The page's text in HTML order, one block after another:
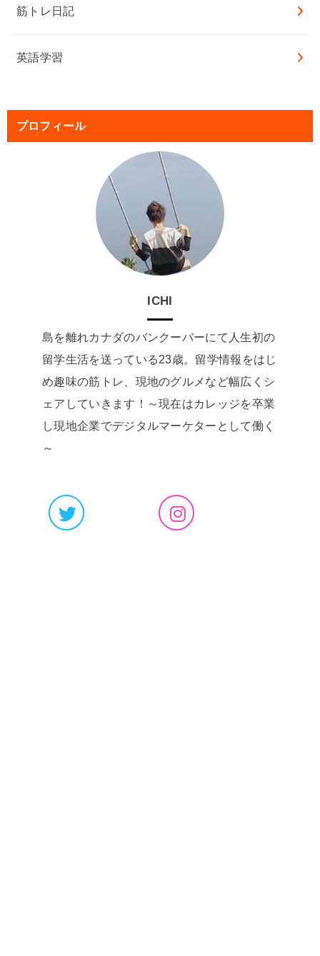
筋トレ日記
英語学習
プロフィール
ICHI
島を離れカナダのバンクーバーにて人生初の
留学生活を送っている23歳。留学情報をはじ
め趣味の筋トレ、現地のグルメなど幅広くシ
ェアしていきます！～現在はカレッジを卒業
し現地企業でデジタルマーケターとして働く
～